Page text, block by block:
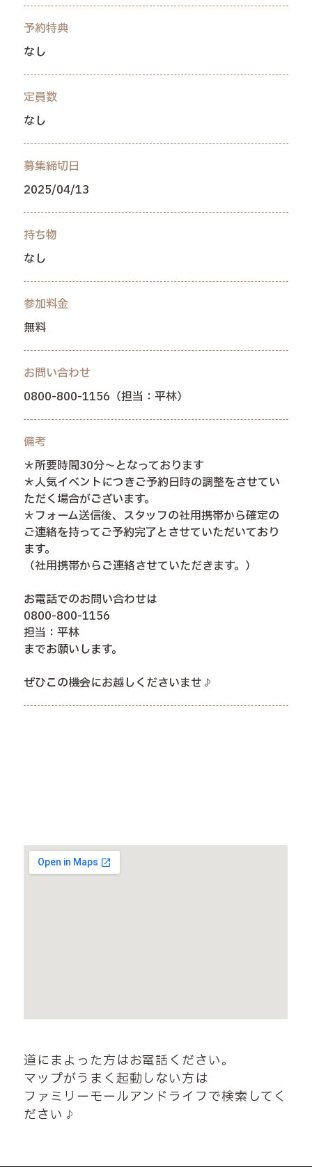
予約特典
なし
定員数
なし
募集締切日
2025/04/13
持ち物
なし
参加料金
無料
お問い合わせ
0800-800-1156（担当：平林）
備考
＊所要時間30分～となっております
＊人気イベントにつきご予約日時の調整をさせてい
ただく場合がございます。
＊フォーム送信後、スタッフの社用携帯から確定の
ご連絡を持ってご予約完了とさせていただいており
ます。
（社用携帯からご連絡させていただきます。）
お電話でのお問い合わせは
0800-800-1156
担当：平林
までお願いします。
ぜひこの機会にお越しくださいませ♪
道にまよった方はお電話ください。
マップがうまく起動しない方は
ファミリーモールアンドライフで検索してく
ださい♪